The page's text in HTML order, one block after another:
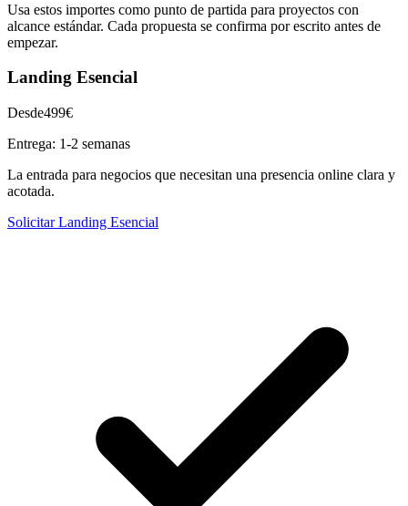
Usa estos importes como punto de partida para proyectos con
alcance estándar. Cada propuesta se confirma por escrito antes de
empezar.
Landing Esencial
Desde499€
Entrega: 1-2 semanas
La entrada para negocios que necesitan una presencia online clara y
acotada.
Solicitar Landing Esencial